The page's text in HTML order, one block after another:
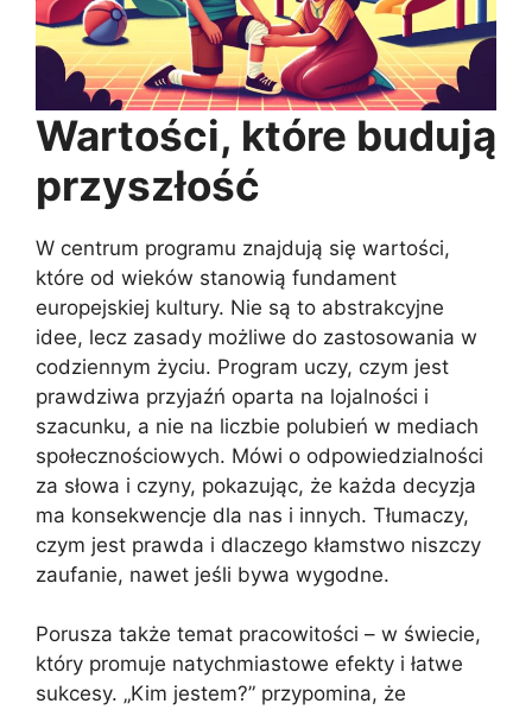
Wartości, które budują
przyszłość
W centrum programu znajdują się wartości,
które od wieków stanowią fundament
europejskiej kultury. Nie są to abstrakcyjne
idee, lecz zasady możliwe do zastosowania w
codziennym życiu. Program uczy, czym jest
prawdziwa przyjaźń oparta na lojalności i
szacunku, a nie na liczbie polubień w mediach
społecznościowych. Mówi o odpowiedzialności
za słowa i czyny, pokazując, że każda decyzja
ma konsekwencje dla nas i innych. Tłumaczy,
czym jest prawda i dlaczego kłamstwo niszczy
zaufanie, nawet jeśli bywa wygodne.
Porusza także temat pracowitości – w świecie,
który promuje natychmiastowe efekty i łatwe
sukcesy. „Kim jestem?” przypomina, że